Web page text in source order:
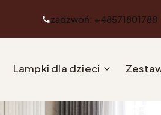
zadzwoń: +48571801788
Lampki dla dzieci